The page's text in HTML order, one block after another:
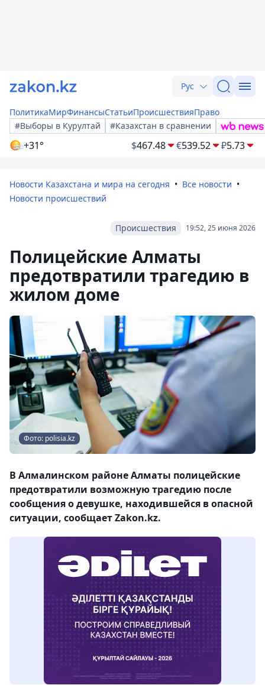
Рус
ПолитикаМирФинансыСтатьиПроисшествияПраво
#Выборы в Курултай
#Казахстан в сравнении
+31° $467.48 €539.52 ₽5.73
Новости Казахстана и мира на сегодня
Все новости
Новости происшествий
19:52, 25 июня 2026
Происшествия
Полицейские Алматы
предотвратили трагедию в
жилом доме
Фото: polisia.kz
В Алмалинском районе Алматы полицейские
предотвратили возможную трагедию после
сообщения о девушке, находившейся в опасной
ситуации, сообщает Zakon.kz.